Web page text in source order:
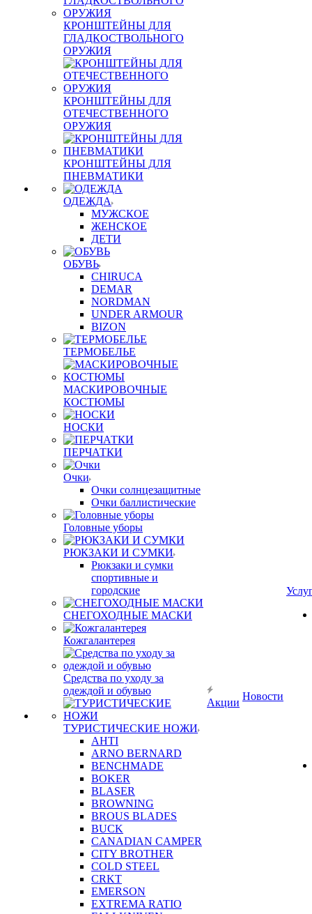
КРОНШТЕЙНЫ ДЛЯ
ГЛАДКОСТВОЛЬНОГО
ОРУЖИЯ
КРОНШТЕЙНЫ ДЛЯ
ОТЕЧЕСТВЕННОГО
ОРУЖИЯ
КРОНШТЕЙНЫ ДЛЯ
ПНЕВМАТИКИ
ОДЕЖДА
МУЖСКОЕ
ЖЕНСКОЕ
ДЕТИ
ОБУВЬ
CHIRUCA
DEMAR
NORDMAN
UNDER ARMOUR
BIZON
ТЕРМОБЕЛЬЕ
МАСКИРОВОЧНЫЕ
КОСТЮМЫ
НОСКИ
ПЕРЧАТКИ
Очки
Очки солнцезащитные
Очки баллистические
Головные уборы
РЮКЗАКИ И СУМКИ
Рюкзаки и сумки
спортивные и
городские
СНЕГОХОДНЫЕ МАСКИ
Кожгалантерея
Средства по уходу за
одеждой и обувью
ТУРИСТИЧЕСКИЕ НОЖИ
AHTI
ARNO BERNARD
BENCHMADE
BOKER
BLASER
BROWNING
BROUS BLADES
BUCK
CANADIAN CAMPER
CITY BROTHER
COLD STEEL
CRKT
EMERSON
EXTREMA RATIO
Акции
Новости